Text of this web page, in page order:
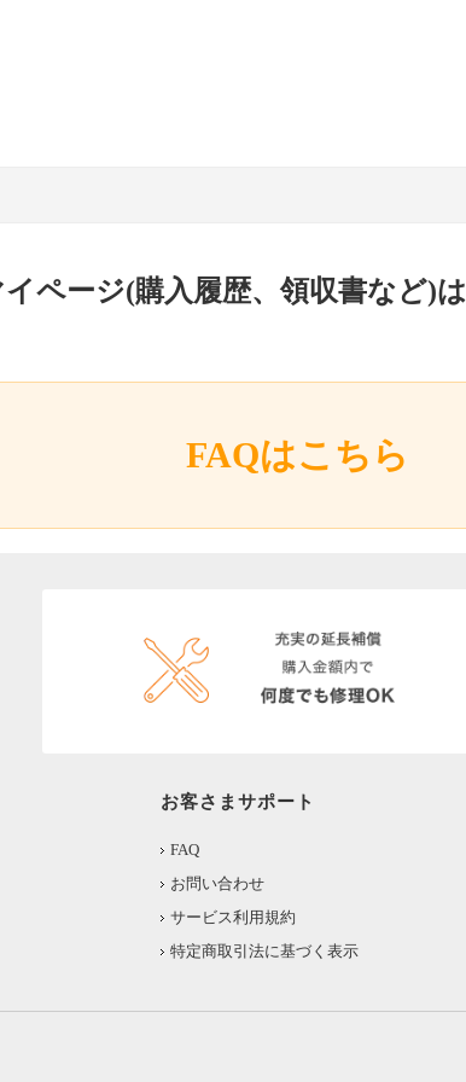
イページ(購入履歴、領収書など)は
FAQはこちら
お客さまサポート
FAQ
お問い合わせ
サービス利用規約
特定商取引法に基づく表示